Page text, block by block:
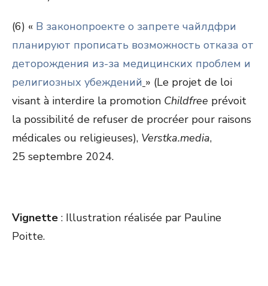
(6) « В законопроекте о запрете чайлдфри
планируют прописать возможность отказа от
деторождения из-за медицинских проблем и
религиозных убеждений » (Le projet de loi
visant à interdire la promotion Childfree prévoit
la possibilité de refuser de procréer pour raisons
médicales ou religieuses), Verstka.media,
25 septembre 2024.
Vignette : Illustration réalisée par Pauline
Poitte.